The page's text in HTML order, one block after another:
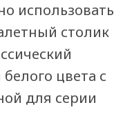
использовать
столик
цвета с
для серии